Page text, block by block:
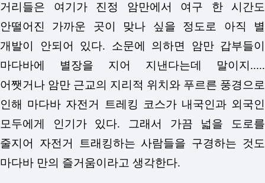
거리들은 여기가 진정 암만에서 여구 한 시간도
안떨어진 가까운 곳이 맞나 싶을 정도로 아직 별
개발이 안되어 있다. 소문에 의하면 암만 갑부들이
마다바에 별장을 지어 지낸다는데 말이지.....
어쨋거나 암만 근교의 지리적 위치와 푸르른 풍경으로
인해 마다바 자전거 트레킹 코스가 내국인과 외국인
모두에게 인기가 있다. 그래서 가끔 넓을 도로를
줄지어 자전거 트래킹하는 사람들을 구경하는 것도
마다바 만의 즐거움이라고 생각한다.